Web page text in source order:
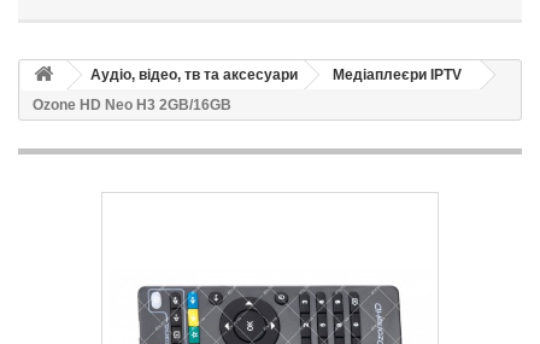
Аудіо, відео, тв та аксесуари
Медіаплеєри IPTV
Ozone HD Neo H3 2GB/16GB